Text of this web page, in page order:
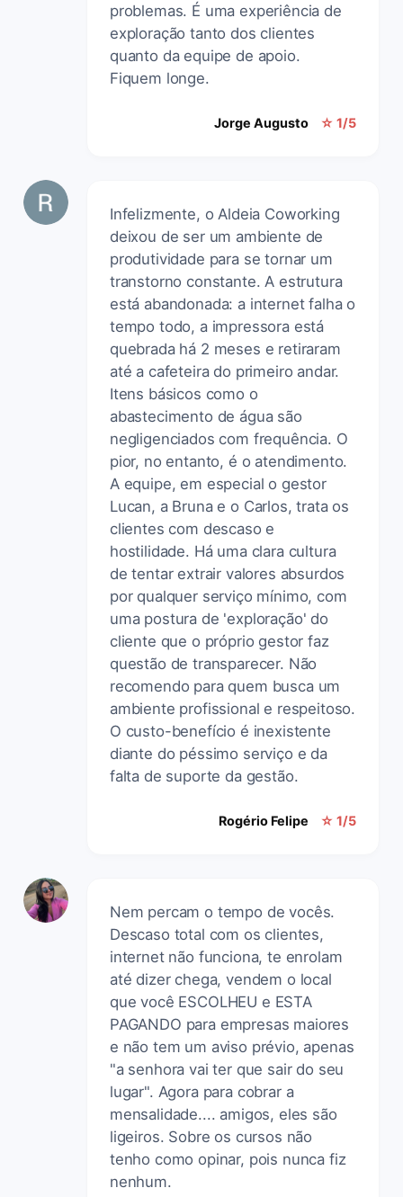
problemas. É uma experiência de
exploração tanto dos clientes
quanto da equipe de apoio.
Fiquem longe.
Jorge Augusto ☆ 1/5
Infelizmente, o Aldeia Coworking
deixou de ser um ambiente de
produtividade para se tornar um
transtorno constante. A estrutura
está abandonada: a internet falha o
tempo todo, a impressora está
quebrada há 2 meses e retiraram
até a cafeteira do primeiro andar.
Itens básicos como o
abastecimento de água são
negligenciados com frequência. O
pior, no entanto, é o atendimento.
A equipe, em especial o gestor
Lucan, a Bruna e o Carlos, trata os
clientes com descaso e
hostilidade. Há uma clara cultura
de tentar extrair valores absurdos
por qualquer serviço mínimo, com
uma postura de 'exploração' do
cliente que o próprio gestor faz
questão de transparecer. Não
recomendo para quem busca um
ambiente profissional e respeitoso.
O custo-benefício é inexistente
diante do péssimo serviço e da
falta de suporte da gestão.
Rogério Felipe ☆ 1/5
Nem percam o tempo de vocês.
Descaso total com os clientes,
internet não funciona, te enrolam
até dizer chega, vendem o local
que você ESCOLHEU e ESTA
PAGANDO para empresas maiores
e não tem um aviso prévio, apenas
"a senhora vai ter que sair do seu
lugar". Agora para cobrar a
mensalidade.... amigos, eles são
ligeiros. Sobre os cursos não
tenho como opinar, pois nunca fiz
nenhum.